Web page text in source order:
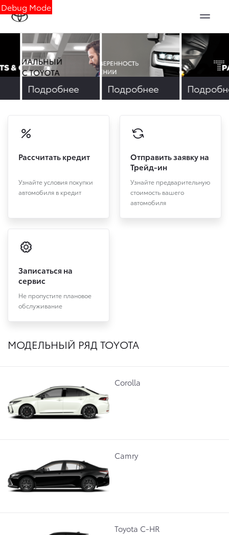
Debug Mode
Подробнее Подробнее
Рассчитать кредит
Узнайте условия покупки
автомобиля в кредит
Отправить заявку на
Трейд-ин
Узнайте предварительную
стоимость вашего
автомобиля
Записаться на
сервис
Не пропустите плановое
обслуживание
МОДЕЛЬНЫЙ РЯД TOYOTA
Corolla
Camry
Toyota C-HR